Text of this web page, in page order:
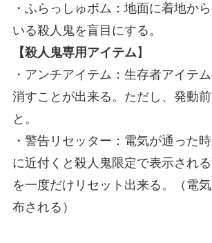
・ふらっしゅボム：地面に着地か
いる殺人鬼を盲目にする。
【殺人鬼専用アイテム 】
・アンチアイテム：生存者アイテ
消すことが出来る。ただし、発動
と。
・警告リセッター：電気が通った
に近付くと殺人鬼限定で表示され
を一度だけリセット出来る。（電
布される）